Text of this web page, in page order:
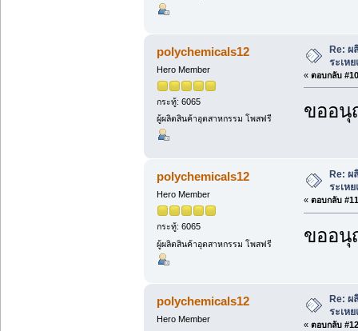
polychemicals12
Hero Member
กระทู้: 6065
ผู้ผลิตสินค้าอุตสาหกรรม โพสฟรี
Re: ผ
ระเห
« ตอบกลับ
ขออนุ
polychemicals12
Hero Member
กระทู้: 6065
ผู้ผลิตสินค้าอุตสาหกรรม โพสฟรี
Re: ผ
ระเห
« ตอบกลับ
ขออนุ
polychemicals12
Hero Member
Re: ผ
ระเห
« ตอบกลับ